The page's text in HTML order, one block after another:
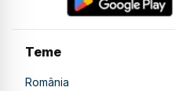
Teme
România